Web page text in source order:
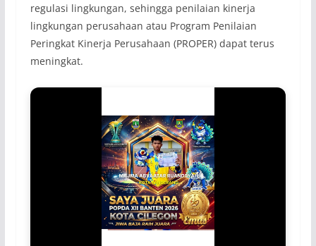
regulasi lingkungan, sehingga penilaian kinerja
lingkungan perusahaan atau Program Penilaian
Peringkat Kinerja Perusahaan (PROPER) dapat terus
meningkat.